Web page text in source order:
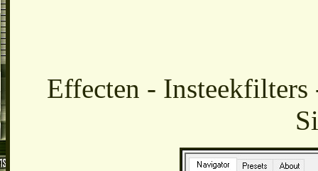
Effecten -